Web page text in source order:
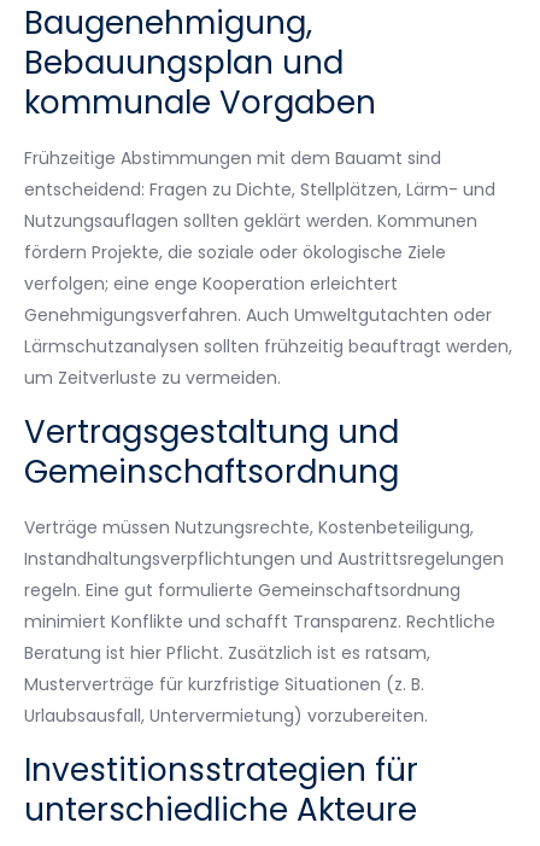
Baugenehmigung,
Bebauungsplan und
kommunale Vorgaben
Frühzeitige Abstimmungen mit dem Bauamt sind
entscheidend: Fragen zu Dichte, Stellplätzen, Lärm- und
Nutzungsauflagen sollten geklärt werden. Kommunen
fördern Projekte, die soziale oder ökologische Ziele
verfolgen; eine enge Kooperation erleichtert
Genehmigungsverfahren. Auch Umweltgutachten oder
Lärmschutzanalysen sollten frühzeitig beauftragt werden,
um Zeitverluste zu vermeiden.
Vertragsgestaltung und
Gemeinschaftsordnung
Verträge müssen Nutzungsrechte, Kostenbeteiligung,
Instandhaltungsverpflichtungen und Austrittsregelungen
regeln. Eine gut formulierte Gemeinschaftsordnung
minimiert Konflikte und schafft Transparenz. Rechtliche
Beratung ist hier Pflicht. Zusätzlich ist es ratsam,
Musterverträge für kurzfristige Situationen (z. B.
Urlaubsausfall, Untervermietung) vorzubereiten.
Investitionsstrategien für
unterschiedliche Akteure